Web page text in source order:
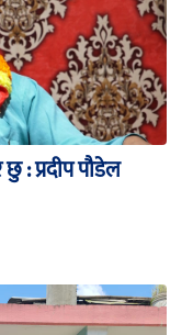
छु : प्रदीप पौडेल